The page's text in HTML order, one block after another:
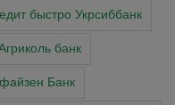
быстро Укрсиббанк
банк
Банк